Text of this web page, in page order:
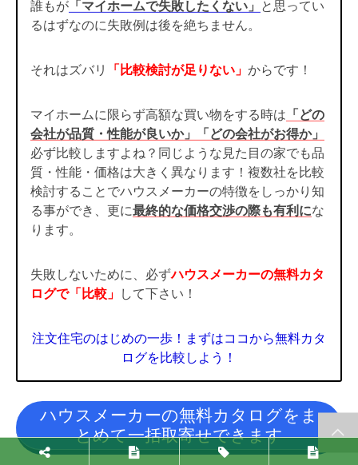
誰もが 「マイホームで失敗したくない」
と思ってい
るはずなのに失敗例は後を絶ちません。
それはズバリ 「比較検討が足りない」 からです！
マイホームに限らず高額な買い物をする時は 「どの
会社が品質・性能が良いか」「どの会社がお得か」
必ず比較しますよね？同じような見た目の家でも品
質・性能・価格は大きく異なります！複数社を比較
検討することでハウスメーカーの特徴をしっかり知
る事ができ、更に最終的な価格交渉の際も有利にな
ります。
失敗しないために、必ずハウスメーカーの無料カタ
ログで「比較」
して下さい！
注文住宅のはじめの一歩！まずはココから無料カタ
ログを比較しよう！
ハウスメーカーの無料カタログをま
とめて一括取寄せできます